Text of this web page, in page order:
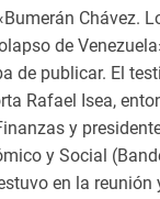
Chávez.
de
de publicar. El
Rafael Isea,
y
y Social
en la reunión